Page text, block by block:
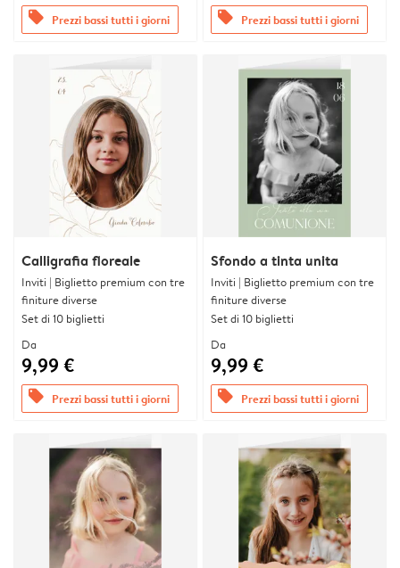
offers Prezzi bassi tutti i giorni offers Prezzi bassi tutti i giorni
Calligrafia floreale
Inviti | Biglietto premium con tre
finiture diverse
Set di 10 biglietti
Da
9,99 €
offers Prezzi bassi tutti i giorni
Sfondo a tinta unita
Inviti | Biglietto premium con tre
finiture diverse
Set di 10 biglietti
Da
9,99 €
offers Prezzi bassi tutti i giorni